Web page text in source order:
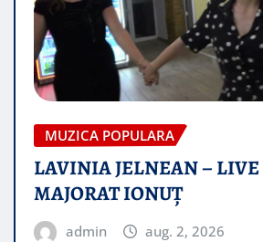
MUZICA POPULARA
LAVINIA JELNEAN –
MAJORAT IONUŢ
admin aug. 2, 2026